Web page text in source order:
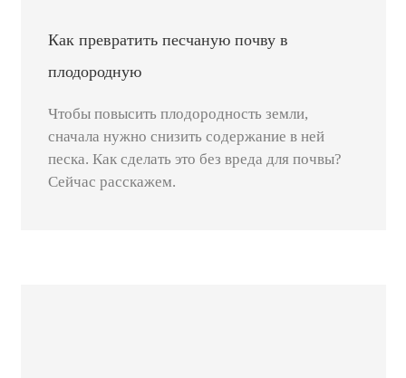
Как превратить песчаную почву в
плодородную
Чтобы повысить плодородность земли,
сначала нужно снизить содержание в ней
песка. Как сделать это без вреда для почвы?
Сейчас расскажем.